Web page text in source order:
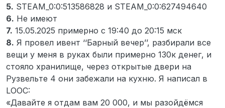
5. STEAM_0:0:513586828 и STEAM_0:0:627494640
6. Не имеют
7. 15.05.2025 примерно с 19:40 до 20:15 мск
8. Я провел ивент ‘‘Барный вечер’’, разбирали все
вещи у меня в руках были примерно 130к денег, и
стояло хранилище, через открытые двери на
Рузвельте 4 они забежали на кухню. Я написал в
LOOC:
«Давайте я отдам вам 20 000, и мы разойдёмся